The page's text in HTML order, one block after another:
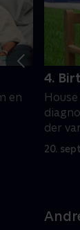
en
4.
der
20.